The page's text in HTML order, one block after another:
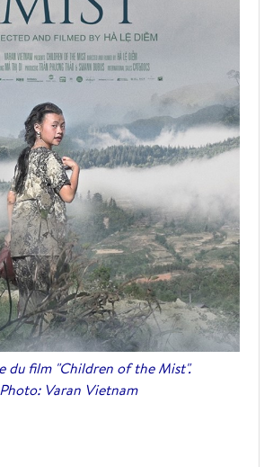
du film "Children of the Mist".
Photo: Varan Vietnam